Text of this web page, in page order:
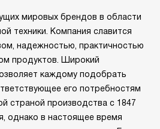
мировых брендов в области
техники. Компания славится
надежностью, практичностью
продуктов. Широкий
каждому подобрать
его потребностям
страной производства с 1847
однако в настоящее время